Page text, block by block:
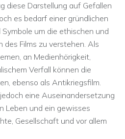
diese Darstellung auf Gefallen
es bedarf einer gründlichen
um die ethischen und
des Films zu verstehen. Als
an Medienhörigkeit,
Verfall können die
ebenso als Antikriegsfilm.
eine Auseinandersetzung
Leben und ein gewisses
Gesellschaft und vor allem